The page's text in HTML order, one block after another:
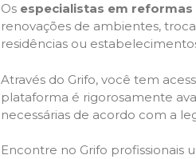
Os especialistas em reformas
renovações de ambientes,
residências ou
Através do Grifo, você tem
plataforma é rigorosamente
necessárias de acordo com a
Encontre no Grifo profissionais